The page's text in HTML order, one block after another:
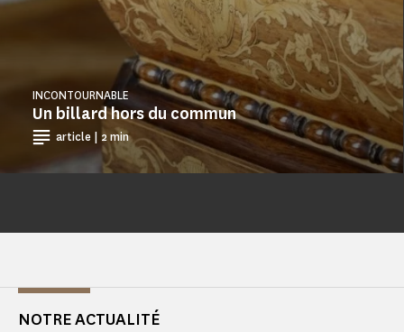
Un billard hors du commun
INCONTOURNABLE
article | 2 min
NOTRE ACTUALITÉ